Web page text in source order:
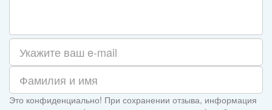
Это конфиденциально! При сохранении отзыва, информация